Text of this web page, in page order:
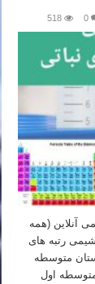
0
518
آنلاین (همه
رتبه های
متوسطه
اول